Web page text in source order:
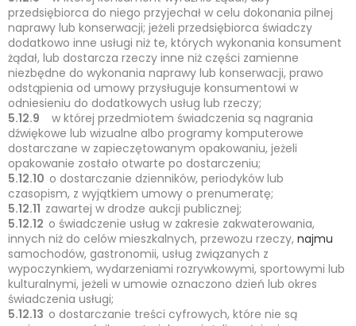
przedsiębiorca do niego przyjechał w celu dokonania pilnej
naprawy lub konserwacji; jeżeli przedsiębiorca świadczy
dodatkowo inne usługi niż te, których wykonania konsument
żądał, lub dostarcza rzeczy inne niż części zamienne
niezbędne do wykonania naprawy lub konserwacji, prawo
odstąpienia od umowy przysługuje konsumentowi w
odniesieniu do dodatkowych usług lub rzeczy;
5.12.9 w której przedmiotem świadczenia są nagrania
dźwiękowe lub wizualne albo programy komputerowe
dostarczane w zapieczętowanym opakowaniu, jeżeli
opakowanie zostało otwarte po dostarczeniu;
5.12.10 o dostarczanie dzienników, periodyków lub
czasopism, z wyjątkiem umowy o prenumeratę;
5.12.11 zawartej w drodze aukcji publicznej;
5.12.12 o świadczenie usług w zakresie zakwaterowania,
innych niż do celów mieszkalnych, przewozu rzeczy, najmu
samochodów, gastronomii, usług związanych z
wypoczynkiem, wydarzeniami rozrywkowymi, sportowymi lub
kulturalnymi, jeżeli w umowie oznaczono dzień lub okres
świadczenia usługi;
5.12.13 o dostarczanie treści cyfrowych, które nie są